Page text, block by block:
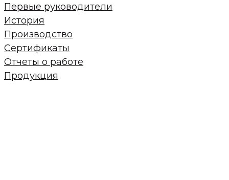
Первые руководители
История
Производство
Сертификаты
Отчеты о работе
Продукция